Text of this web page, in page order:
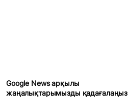
Google News арқылы
жаңалықтарымызды қадағалаңыз